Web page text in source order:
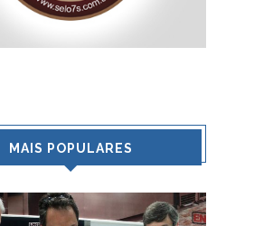
MAIS POPULARES